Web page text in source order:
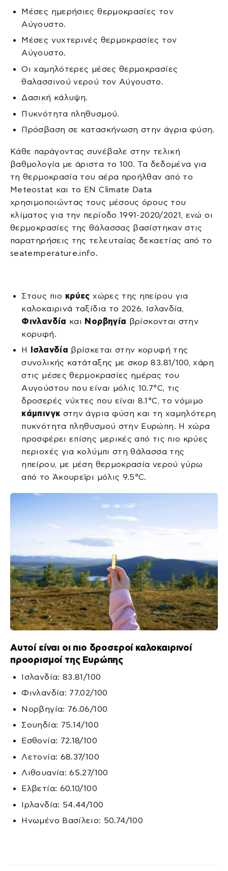
Μέσες ημερήσιες θερμοκρασίες τον
Αύγουστο.
Μέσες νυχτερινές θερμοκρασίες τον
Αύγουστο.
Οι χαμηλότερες μέσες θερμοκρασίες
θαλασσινού νερού τον Αύγουστο.
Δασική κάλυψη.
Πυκνότητα πληθυσμού.
Πρόσβαση σε κατασκήνωση στην άγρια ​​φύση.
Κάθε παράγοντας συνέβαλε στην τελική
βαθμολογία με άριστα το 100. Τα δεδομένα για
τη θερμοκρασία του αέρα προήλθαν από το
Meteostat και το EN Climate Data
χρησιμοποιώντας τους μέσους όρους του
κλίματος για την περίοδο 1991-2020/2021, ενώ οι
θερμοκρασίες της θάλασσας βασίστηκαν στις
παρατηρήσεις της τελευταίας δεκαετίας από το
seatemperature.info.
Στους πιο κρύες χώρες της ηπείρου για
καλοκαιρινά ταξίδια το 2026, Ισλανδία,
Φινλανδία και Νορβηγία βρίσκονται στην
κορυφή.
Η
Ισλανδία βρίσκεται στην κορυφή της
συνολικής κατάταξης με σκορ 83.81/100, χάρη
στις μέσες θερμοκρασίες ημέρας του
Αυγούστου που είναι μόλις 10.7°C, τις
δροσερές νύχτες που είναι 8.1°C, το νόμιμο
κάμπινγκ στην άγρια ​​φύση και τη χαμηλότερη
πυκνότητα πληθυσμού στην Ευρώπη. Η χώρα
προσφέρει επίσης μερικές από τις πιο κρύες
περιοχές για κολύμπι στη θάλασσα της
ηπείρου, με μέση θερμοκρασία νερού γύρω
από το Άκουρεϊρι μόλις 9.5°C.
Αυτοί είναι οι πιο δροσεροί καλοκαιρινοί
προορισμοί της Ευρώπης
Ισλανδία: 83.81/100
Φινλανδία: 77.02/100
Νορβηγία: 76.06/100
Σουηδία: 75.14/100
Εσθονία: 72.18/100
Λετονία: 68.37/100
Λιθουανία: 65.27/100
Ελβετία: 60.10/100
Ιρλανδία: 54.44/100
Ηνωμένο Βασίλειο: 50.74/100